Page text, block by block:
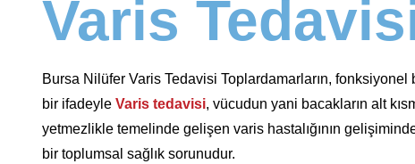
Varis
Bursa Nilüfer Varis Tedavisi Toplardamarların, fonksiyonel
bir ifadeyle Varis tedavisi, vücudun yani bacakların alt
yetmezlikle temelinde gelişen varis hastalığının
bir toplumsal sağlık sorunudur.